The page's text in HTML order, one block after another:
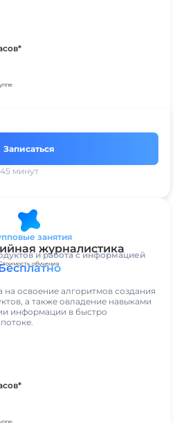
Записаться
минут
занятия
журналистика
и работа с информацией
обучения
освоение алгоритмов создания
а также овладение навыками
информации в быстро